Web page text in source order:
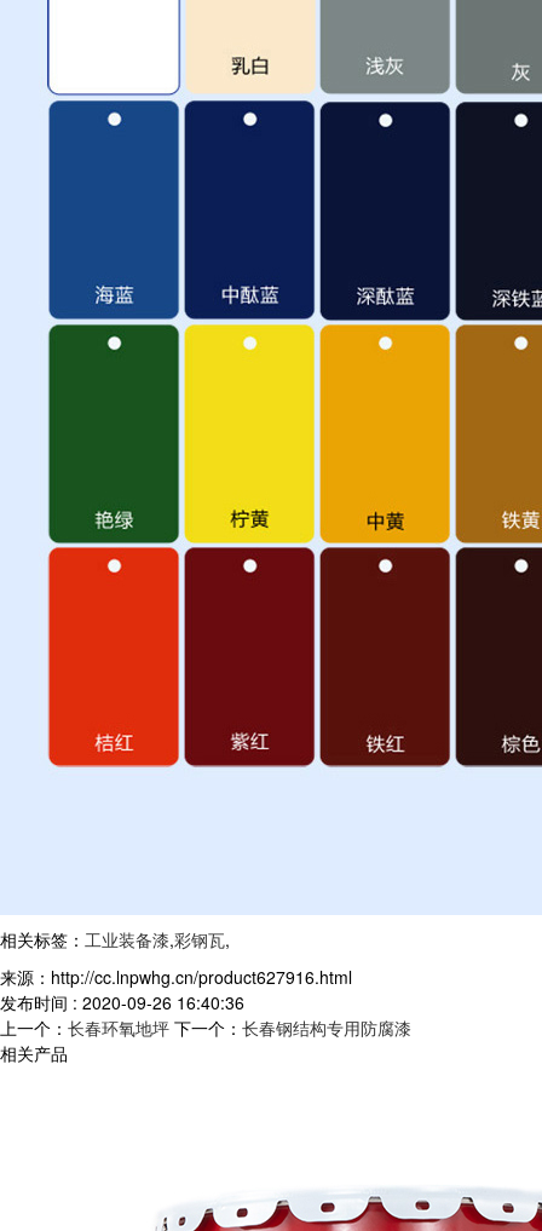
相关标签： 工业装备漆,彩钢瓦,
来源：http://cc.lnpwhg.cn/product627916.html
发布时间 : 2020-09-26 16:40:36
上一个： 长春环氧地坪 下一个： 长春钢结构专用防腐漆
相关产品